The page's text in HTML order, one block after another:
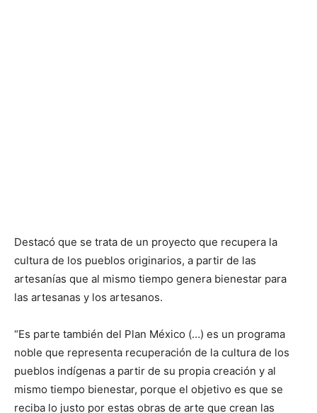
Destacó que se trata de un proyecto que recupera la
cultura de los pueblos originarios, a partir de las
artesanías que al mismo tiempo genera bienestar para
las artesanas y los artesanos.
“Es parte también del Plan México (…) es un programa
noble que representa recuperación de la cultura de los
pueblos indígenas a partir de su propia creación y al
mismo tiempo bienestar, porque el objetivo es que se
reciba lo justo por estas obras de arte que crean las